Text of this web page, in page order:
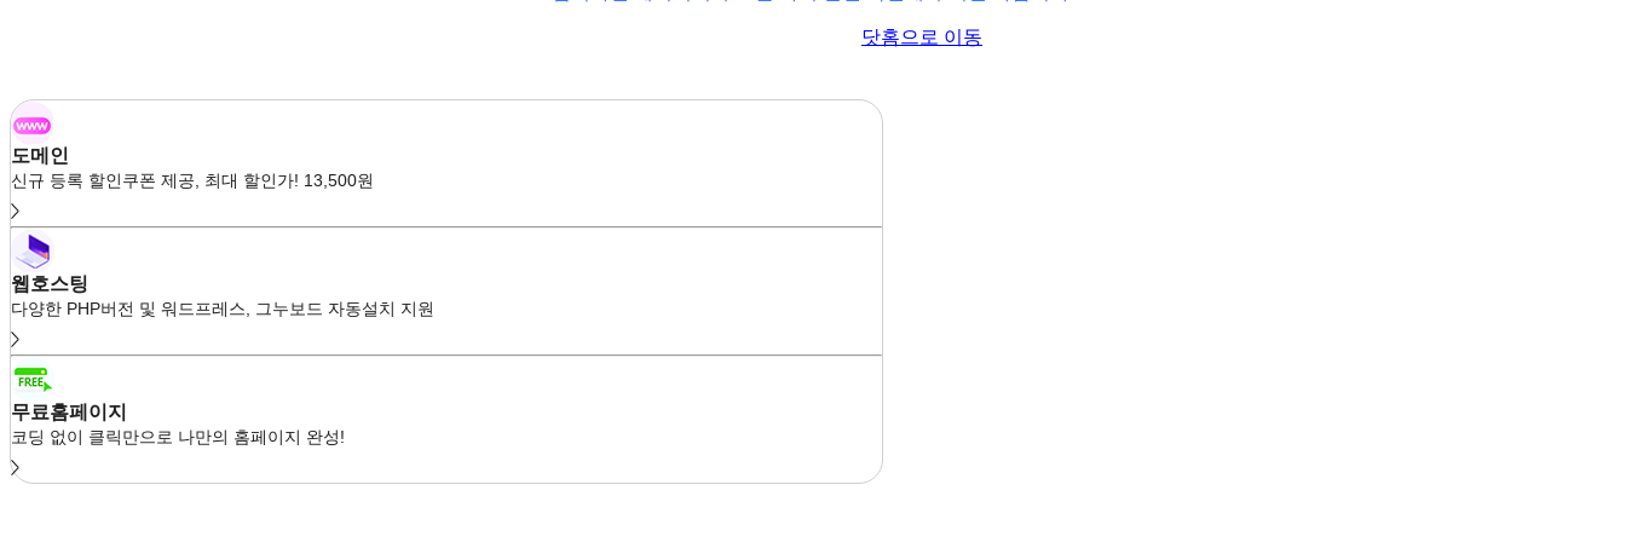
닷홈으로 이동
도메인
신규 등록 할인쿠폰 제공, 최대 할인가! 13,500원
웹호스팅
다양한 PHP버전 및 워드프레스, 그누보드 자동설치 지원
무료홈페이지
코딩 없이 클릭만으로 나만의 홈페이지 완성!